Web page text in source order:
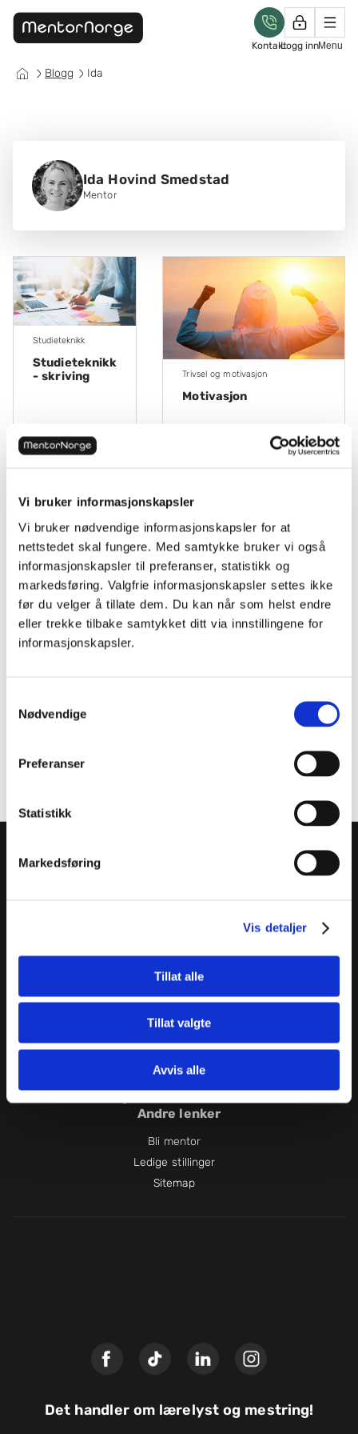
Vi bruker informasjonskapsler
Vi bruker nødvendige informasjonskapsler for at
nettstedet skal fungere. Med samtykke bruker vi også
informasjonskapsler til preferanser, statistikk og
markedsføring. Valgfrie informasjonskapsler settes ikke
før du velger å tillate dem. Du kan når som helst endre
eller trekke tilbake samtykket ditt via innstillingene for
informasjonskapsler.
Nødvendige
Preferanser
Statistikk
Markedsføring
Vis detaljer
Tillat alle
Tillat valgte
Avvis alle
Logg innMenu
Kontakt
Blogg Ida
Ida Hovind Smedstad
Mentor
Studieteknikk
Studieteknikk
- skriving
Trivsel og motivasjon
Motivasjon
Slik blir du
bedre til å
lese
MentorNorge Informasjon
Andre lenker
Bli mentor
Ledige stillinger
Sitemap
Det handler om lærelyst og mestring!